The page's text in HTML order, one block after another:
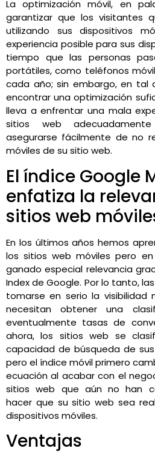
La optimización móvil, en
garantizar que los visitantes
utilizando sus dispositivos
experiencia posible para sus
tiempo que las personas
portátiles, como teléfonos
cada año; sin embargo, en tal
encontrar una optimización
lleva a enfrentar una mala
sitios web
asegurarse fácilmente de no
móviles de su sitio web.
El índice Google
enfatiza la
sitios web
En los últimos años hemos
los sitios web móviles pero
ganado especial relevancia
Index de Google. Por lo tanto,
tomarse en serio la visibilidad
necesitan obtener una
eventualmente tasas de
ahora, los sitios web se
capacidad de búsqueda de
pero el índice móvil primero
ecuación al acabar con el
sitios web que aún no han
hacer que su sitio web sea
dispositivos móviles.
Ventajas